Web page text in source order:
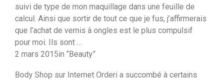
suivi de type de mon maquillage dans une feuille de
calcul. Ainsi que sortir de tout ce que je fus, j’affirmerais
que l’achat de vernis à ongles est le plus compulsif
pour moi. Ils sont …
2 mars 2015in “Beauty”
Body Shop sur Internet Orderi a succombé à certains